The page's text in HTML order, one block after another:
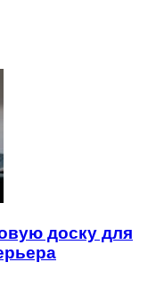
доску для